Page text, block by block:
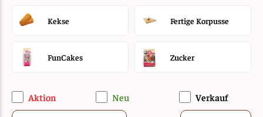
Kekse Fertige Korpusse
FunCakes Zucker
Aktion Neu Verkauf